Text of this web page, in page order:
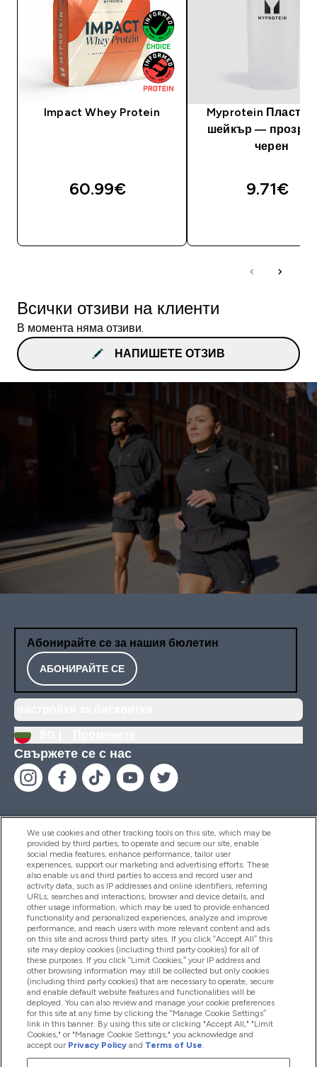
Impact Whey Protein
60.99€‎
Myprotein
шейкър —
черен
9.71€‎
Всички отзиви на клиенти
В момента няма отзиви.
НАПИШЕТЕ ОТЗИВ
Абонирайте се за нашия бюлетин
АБОНИРАЙТЕ СЕ
Свържете се с нас
Помощ И Информация
Продукти
Информация За Компанията
Лоялност И Награди
2026 The Hut.com Ltd
We use cookies and other tracking tools on this site, which may be
provided by third parties, to operate and secure our site, enable
social media features, enhance performance, tailor user
experiences, support our marketing and advertising efforts. These
also enable us and third parties to access and record user and
activity data, such as IP addresses and online identifiers, referring
URLs, searches and interactions, browser and device details, and
other usage information, which may be used to provide enhanced
functionality and personalized experiences, analyze and improve
performance, and reach users with more relevant content and ads
on this site and across third party sites. If you click “Accept All” this
site may deploy cookies (including third party cookies) for all of
these purposes. If you click “Limit Cookies,” your IP address and
other browsing information may still be collected but only cookies
(including third party cookies) that are necessary to operate, secure
and enable default website features and functionalities will be
deployed. You can also review and manage your cookie preferences
for this site at any time by clicking the “Manage Cookie Settings”
link in this banner. By using this site or clicking "Accept All," "Limit
Cookies," or "Manage Cookie Settings," you acknowledge and
accept our Privacy Policy and Terms of Use.